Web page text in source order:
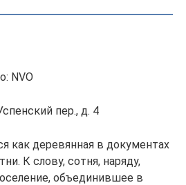
NVO
пер., д. 4
как деревянная в документах
К слову, сотня, наряду,
объединившее в